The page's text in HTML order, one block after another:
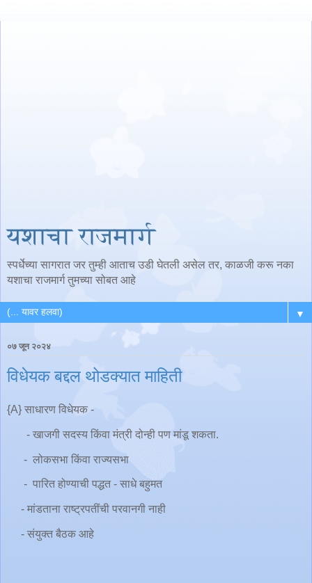
यशाचा राजमार्ग
स्पर्धेच्या सागरात जर तुम्ही आताच उडी घेतली असेल तर, काळजी करू नका
यशाचा राजमार्ग तुमच्या सोबत आहे
▼
०७ जून २०२४
विधेयक बद्दल थोडक्यात माहिती
{A} साधारण विधेयक -
- खाजगी सदस्य किंवा मंत्री दोन्ही पण मांडू शकता.
- लोकसभा किंवा राज्यसभा
- पारित होण्याची पद्धत - साधे बहुमत
- मांडताना राष्ट्रपतींची परवानगी नाही
- संयुक्त बैठक आहे